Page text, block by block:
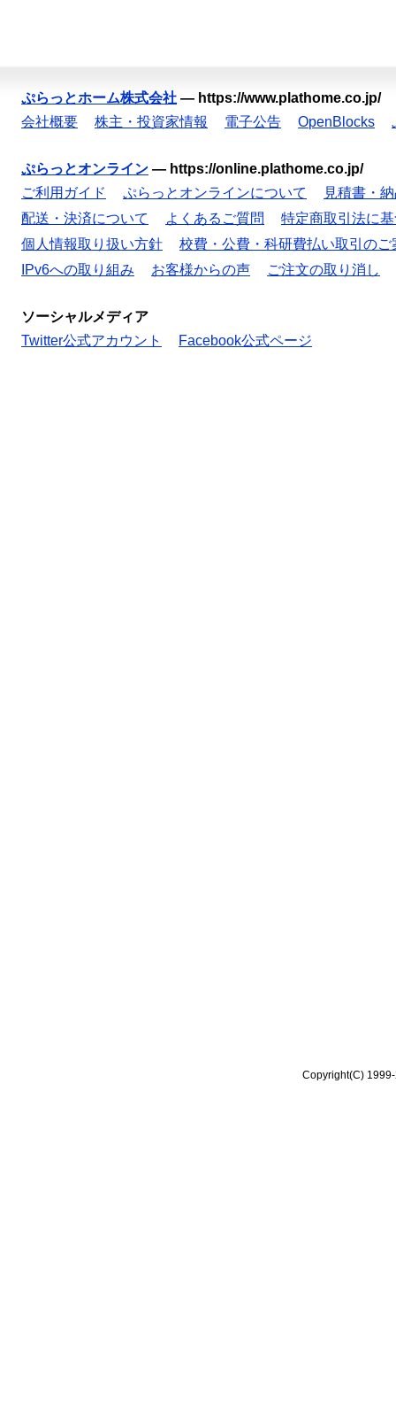
ぷらっとホーム株式会社 — https://www.plathome.co.jp/
会社概要
株主・投資家情報 電子公告 OpenBlocks
ぷらっとオンライン — https://online.plathome.co.jp/
ご利用ガイド
ぷらっとオンラインについて
見積書・
配送・決済について
よくあるご質問
特定商取引法に
個人情報取り扱い方針
校費・公費・科研費払い取引のご
IPv6への取り組み
お客様からの声 ご注文の取り消し
ソーシャルメディア
Twitter公式アカウント
Facebook公式ページ
Copyright(C)